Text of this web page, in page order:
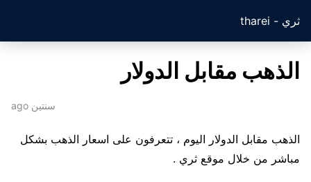
ثري - tharei
الذهب مقابل الدولار
سنتين ago
الذهب مقابل الدولار اليوم ، تتعرفون على اسعار الذهب بشكل
مباشر من خلال موقع ثري .